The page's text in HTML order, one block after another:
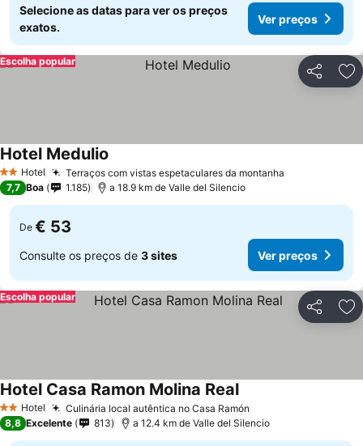
Selecione as datas para ver os preços
exatos.
Ver preços
Partilhar
Escolha popular
2 Estrelas
Hotel Terraços com vistas espetaculares da montanha
Hotel Medulio
7,7 Boa 1.185 a 18.9 km de Valle del Silencio
De € 53
Consulte os preços de 3 sites Ver preços
Partilhar
Escolha popular
2 Estrelas
Hotel Culinária local autêntica no Casa Ramón
Hotel Casa Ramon Molina Real
8,8 Excelente 813 a 12.4 km de Valle del Silencio